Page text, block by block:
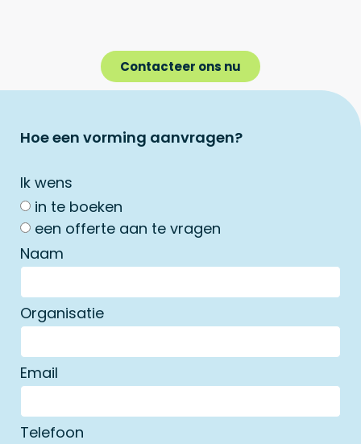
Contacteer ons nu
Hoe een vorming aanvragen?
Ik wens
in te boeken
een offerte aan te vragen
Naam
Organisatie
Email
Telefoon